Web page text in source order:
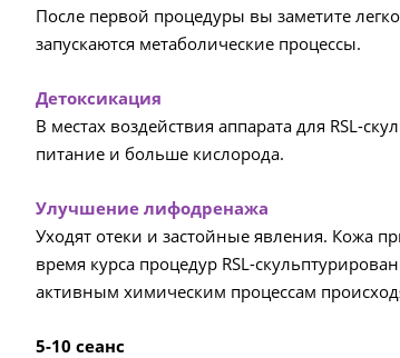
После первой процедуры вы заметите
запускаются метаболические процессы.
Детоксикация
В местах воздействия аппарата для RSL-
питание и больше кислорода.
Улучшение лифодренажа
Уходят отеки и застойные явления. Кожа
время курса процедур RSL-
активным химическим процессам
5-10 сеанс